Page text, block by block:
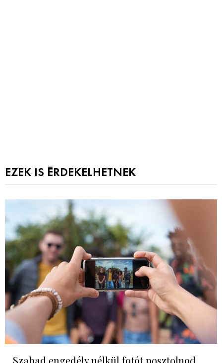
EZEK IS ÉRDEKELHETNEK
Szabad engedély nélkül fotót posztolnod